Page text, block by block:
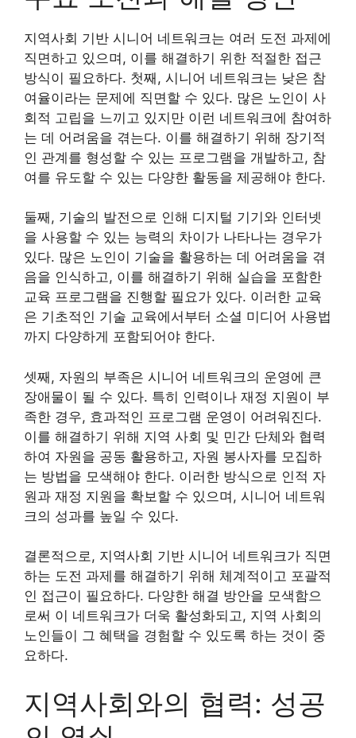
지역사회 기반 시니어 네트워크는 여러 도전 과제에
직면하고 있으며, 이를 해결하기 위한 적절한 접근
방식이 필요하다. 첫째, 시니어 네트워크는 낮은 참
여율이라는 문제에 직면할 수 있다. 많은 노인이 사
회적 고립을 느끼고 있지만 이런 네트워크에 참여하
는 데 어려움을 겪는다. 이를 해결하기 위해 장기적
인 관계를 형성할 수 있는 프로그램을 개발하고, 참
여를 유도할 수 있는 다양한 활동을 제공해야 한다.
둘째, 기술의 발전으로 인해 디지털 기기와 인터넷
을 사용할 수 있는 능력의 차이가 나타나는 경우가
있다. 많은 노인이 기술을 활용하는 데 어려움을 겪
음을 인식하고, 이를 해결하기 위해 실습을 포함한
교육 프로그램을 진행할 필요가 있다. 이러한 교육
은 기초적인 기술 교육에서부터 소셜 미디어 사용법
까지 다양하게 포함되어야 한다.
셋째, 자원의 부족은 시니어 네트워크의 운영에 큰
장애물이 될 수 있다. 특히 인력이나 재정 지원이 부
족한 경우, 효과적인 프로그램 운영이 어려워진다.
이를 해결하기 위해 지역 사회 및 민간 단체와 협력
하여 자원을 공동 활용하고, 자원 봉사자를 모집하
는 방법을 모색해야 한다. 이러한 방식으로 인적 자
원과 재정 지원을 확보할 수 있으며, 시니어 네트워
크의 성과를 높일 수 있다.
결론적으로, 지역사회 기반 시니어 네트워크가 직면
하는 도전 과제를 해결하기 위해 체계적이고 포괄적
인 접근이 필요하다. 다양한 해결 방안을 모색함으
로써 이 네트워크가 더욱 활성화되고, 지역 사회의
노인들이 그 혜택을 경험할 수 있도록 하는 것이 중
요하다.
지역사회와의 협력: 성공